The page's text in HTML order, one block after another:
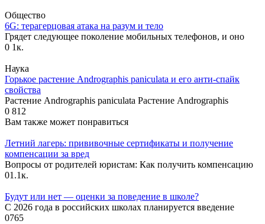
Общество
6G: терагерцовая атака на разум и тело
Грядет следующее поколение мобильных телефонов, и оно
0 1к.
Наука
Горькое растение Andrographis paniculata и его анти-спайк
свойства
Растение Andrographis paniculata Растение Andrographis
0 812
Вам также может понравиться
Летний лагерь: прививочные сертификаты и получение
компенсации за вред
Вопросы от родителей юристам: Как получить компенсацию
01.1к.
Будут или нет — оценки за поведение в школе?
С 2026 года в российских школах планируется введение
0765